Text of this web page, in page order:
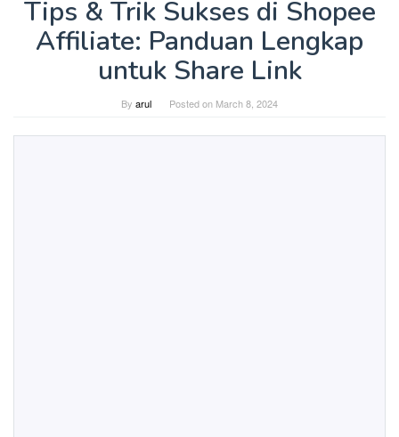
Tips & Trik Sukses di Shopee
Affiliate: Panduan Lengkap
untuk Share Link
By arul Posted on March 8, 2024